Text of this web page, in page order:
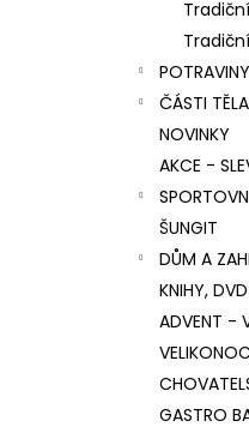
POTRAVINY
ČÁSTI TĚLA
NOVINKY
AKCE -
ŠUNGIT
DŮM A
KNIHY, DVD
ADVENT -
GASTRO